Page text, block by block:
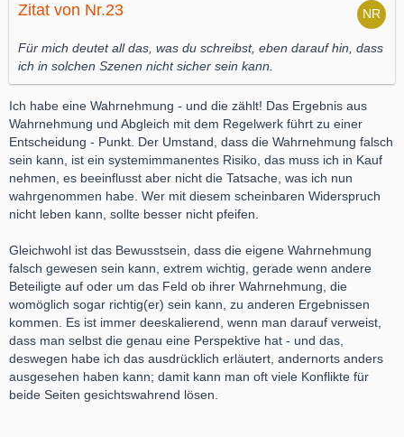
Zitat von Nr.23
Für mich deutet all das, was du schreibst, eben darauf hin, dass
ich in solchen Szenen nicht sicher sein kann.
Ich habe eine Wahrnehmung - und die zählt! Das Ergebnis aus
Wahrnehmung und Abgleich mit dem Regelwerk führt zu einer
Entscheidung - Punkt. Der Umstand, dass die Wahrnehmung falsch
sein kann, ist ein systemimmanentes Risiko, das muss ich in Kauf
nehmen, es beeinflusst aber nicht die Tatsache, was ich nun
wahrgenommen habe. Wer mit diesem scheinbaren Widerspruch
nicht leben kann, sollte besser nicht pfeifen.
Gleichwohl ist das Bewusstsein, dass die eigene Wahrnehmung
falsch gewesen sein kann, extrem wichtig, gerade wenn andere
Beteiligte auf oder um das Feld ob ihrer Wahrnehmung, die
womöglich sogar richtig(er) sein kann, zu anderen Ergebnissen
kommen. Es ist immer deeskalierend, wenn man darauf verweist,
dass man selbst die genau eine Perspektive hat - und das,
deswegen habe ich das ausdrücklich erläutert, andernorts anders
ausgesehen haben kann; damit kann man oft viele Konflikte für
beide Seiten gesichtswahrend lösen.